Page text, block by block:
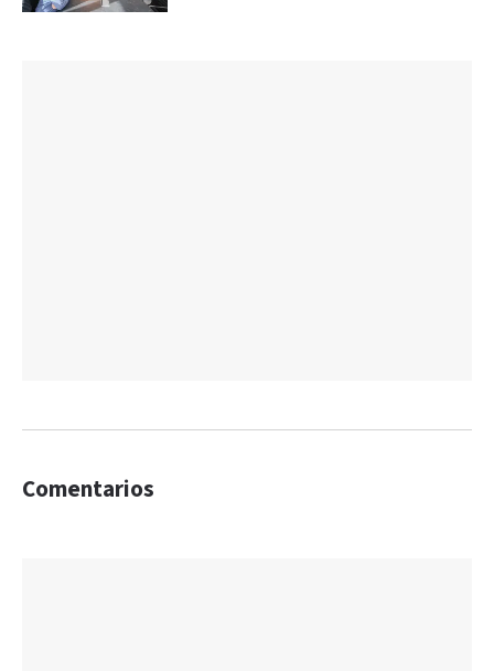
Comentarios